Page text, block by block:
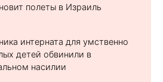
полеты в Израиль
интерната для умственно
детей обвинили в
насилии